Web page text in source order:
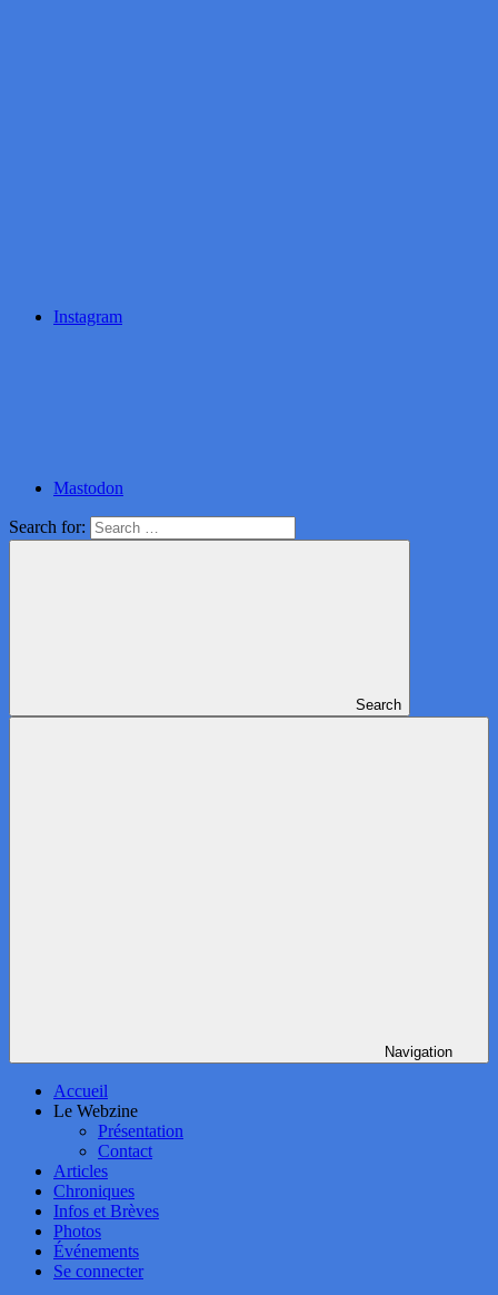
Instagram
Mastodon
Search for:
Search
Navigation
Accueil
Le Webzine
Présentation
Contact
Articles
Chroniques
Infos et Brèves
Photos
Événements
Se connecter